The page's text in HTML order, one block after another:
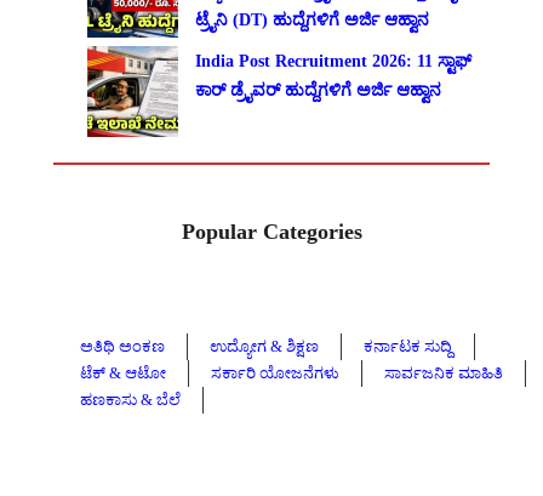
ಟ್ರೈನಿ (DT) ಹುದ್ದೆಗಳಿಗೆ ಅರ್ಜಿ ಆಹ್ವಾನ
India Post Recruitment 2026: 11 ಸ್ಟಾಫ್
ಕಾರ್ ಡ್ರೈವರ್ ಹುದ್ದೆಗಳಿಗೆ ಅರ್ಜಿ ಆಹ್ವಾನ
Popular Categories
ಅತಿಥಿ ಅಂಕಣ ಉದ್ಯೋಗ & ಶಿಕ್ಷಣ
ಕರ್ನಾಟಕ ಸುದ್ದಿ
ಟೆಕ್ & ಆಟೋ
ಸರ್ಕಾರಿ ಯೋಜನೆಗಳು
ಸಾರ್ವಜನಿಕ ಮಾಹಿತಿ
ಹಣಕಾಸು & ಬೆಲೆ